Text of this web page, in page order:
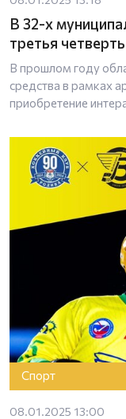
В 32-х
третья
В прошлом году
средства в рамках
приобретение
Спорт
08.01.2025 13:00